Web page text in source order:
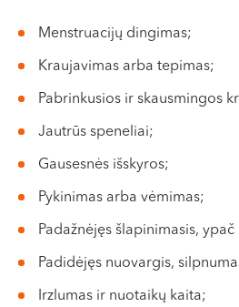
Menstruacijų dingimas;
Kraujavimas arba tepimas;
Pabrinkusios ir skausmingos
Jautrūs speneliai;
Gausesnės išskyros;
Pykinimas arba vėmimas;
Padažnėjęs šlapinimasis, ypač
Padidėjęs nuovargis,
Irzlumas ir nuotaikų kaita;